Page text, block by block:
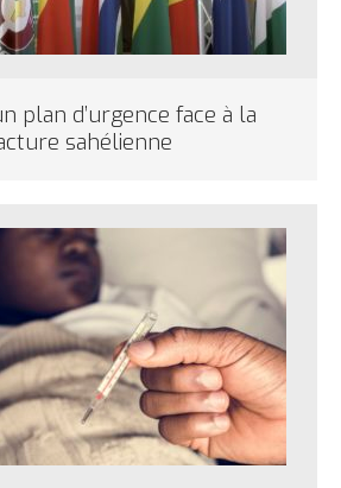
plan d’urgence face à la
sahélienne